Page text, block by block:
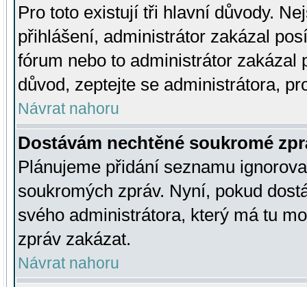
Pro toto existují tři hlavní důvody.
přihlášení, administrátor zakázal
fórum nebo to administrátor zakázal
důvod, zeptejte se administrátora,
Návrat nahoru
Dostávám nechtěné soukromé
Plánujeme přidání seznamu
soukromých zpráv. Nyní, pokud
svého administrátora, který má tu
zpráv zakázat.
Návrat nahoru